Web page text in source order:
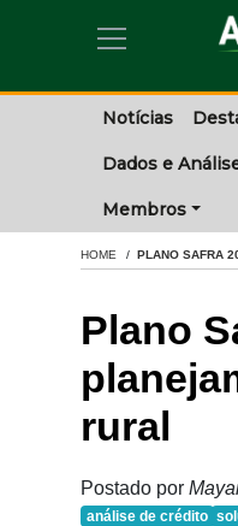
Notícias
Dados e
Membros
HOME PLANO SAFRA
Plano
rural
Postado por
análise de crédito